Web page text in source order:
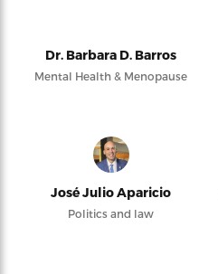
Dr. Barbara D. Barros
Mental Health & Menopause
José Julio Aparicio
Politics and law